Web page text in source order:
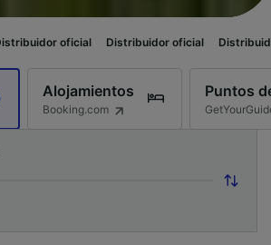
Distribuidor oficial Distribuidor oficial
Alojamientos
Booking.com
Puntos